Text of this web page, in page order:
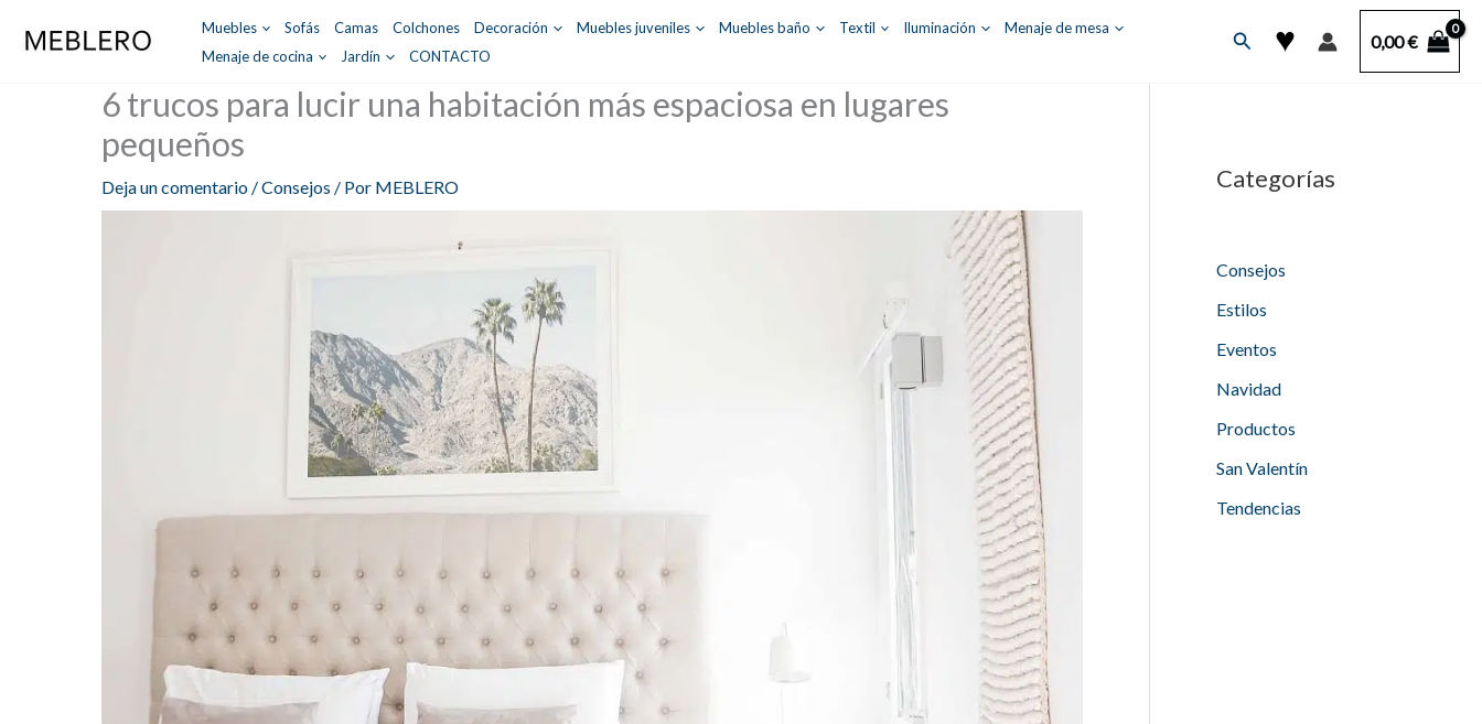
Muebles Sofás Camas Colchones Decoración Muebles juveniles Muebles baño Textil Iluminación
Menaje de mesa
Menaje de cocina
Jardín CONTACTO
Buscar
♥ 0,00€
6 trucos para lucir una habitación más espaciosa en lugares
pequeños
Deja un comentario /Consejos / Por MEBLERO Categorías
Consejos
Estilos
Eventos
Navidad
Productos
San Valentín
Tendencias